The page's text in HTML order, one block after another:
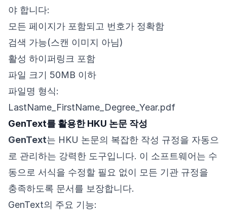
야 합니다:
모든 페이지가 포함되고 번호가 정확함
검색 가능(스캔 이미지 아님)
활성 하이퍼링크 포함
파일 크기 50MB 이하
파일명 형식:
LastName_FirstName_Degree_Year.pdf
GenText를 활용한 HKU 논문 작성
GenText는 HKU 논문의 복잡한 작성 규정을 자동으
로 관리하는 강력한 도구입니다. 이 소프트웨어는 수
동으로 서식을 수정할 필요 없이 모든 기관 규정을
충족하도록 문서를 보장합니다.
GenText의 주요 기능: